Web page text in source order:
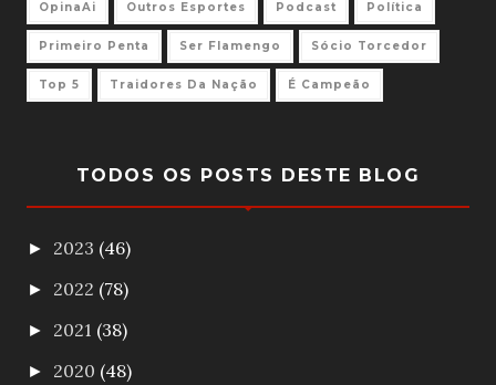
OpinaAi Outros Esportes Podcast Política
Primeiro Penta Ser Flamengo Sócio Torcedor
Top 5 Traidores Da Nação É Campeão
TODOS OS POSTS DESTE BLOG
► 2023 (46)
► 2022 (78)
► 2021 (38)
► 2020 (48)